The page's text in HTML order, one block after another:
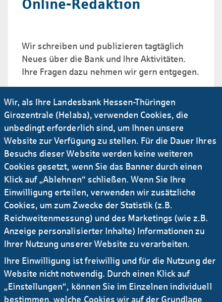
Online-Redaktion
Wir schreiben und publizieren tagtäglich
Neues über die Bank und Ihre Aktivitäten.
Ihre Fragen dazu nehmen wir gern entgegen.
Irgendetwas funktioniert nicht wie gewohnt?
Dann rufen Sie gern durch oder mailen Sie
uns einfach.
Uns erreichen auch häufig Fragen, für die wir
als Landesbank nicht die richtige Adresse
sind. Unser Tipp: Werfen Sie doch mal einen
Blick in unsere FAQs.
FAQs oder: Was uns Besucher der
Website häufig fragen
Online-Redaktion
Patricia Götz
T +49 69 / 91 32 - 55 82
Wir, als Ihre Landesbank Hessen-Thüringen
Girozentrale (Helaba), verwenden Cookies, die
unbedingt erforderlich sind, um Ihnen unsere
Website zur Verfügung zu stellen. Für die Dauer Ihres
Besuchs dieser Website werden keine weiteren
Cookies gesetzt, wenn Sie das Banner durch einen
Klick auf „Ablehnen“ schließen. Wenn Sie Ihre
Einwilligung erteilen, verwenden wir zusätzliche
Cookies, um zum Zwecke der Statistik (z.B.
Reichweitenmessung) und des Marketings (wie z.B.
Anzeige personalisierter Inhalte) Informationen zu
Ihrer Nutzung unserer Website zu verarbeiten.
Ihre Einwilligung ist freiwillig und für die Nutzung der
Website nicht notwendig. Durch einen Klick auf
„Einstellungen“, können Sie im Einzelnen individuell
bestimmen, welche Cookies wir auf der Grundlage